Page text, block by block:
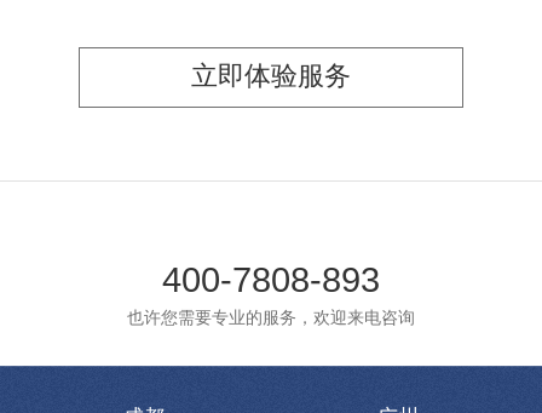
立即体验服务
400-7808-893
也许您需要专业的服务，欢迎来电咨询